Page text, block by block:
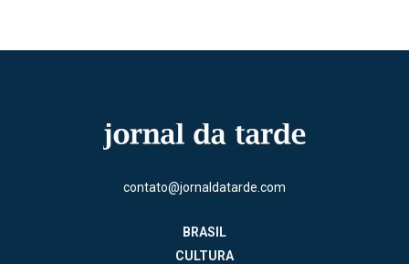
contato@jornaldatarde.com
BRASIL
CULTURA